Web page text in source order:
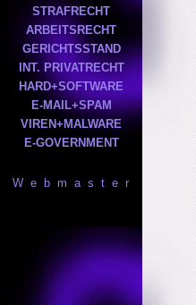
STRAFRECHT
ARBEITSRECHT
GERICHTSSTAND
INT. PRIVATRECHT
HARD+SOFTWARE
E-MAIL+SPAM
VIREN+MALWARE
E-GOVERNMENT
W e b m a s t e r